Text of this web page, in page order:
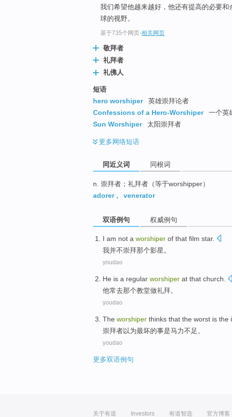
我们希望他越来越好，他还有提高的必要
球的视野。
基于735个网页-相关网页
敬拜者
礼拜者
礼佛人
短语
hero worshiper
英雄崇拜论者
Confessions of a Hero-Worshiper
一个英
Sun Worshiper
太阳崇拜者
更多网络短语
同近义词 同根词
n. 崇拜者；礼拜者（等于worshipper）
adorer, venerator
双语例句 权威例句
I am not a worshiper of that film star.
我并不崇拜那个影星。
youdao
He is a regular worshiper at that church
他常去那个教堂做礼拜。
youdao
The worshiper thinks that the worst is the
崇拜者以为最坏的事是马力不足 。
youdao
更多双语例句
关于有道 Investors 有道智选 官方博客